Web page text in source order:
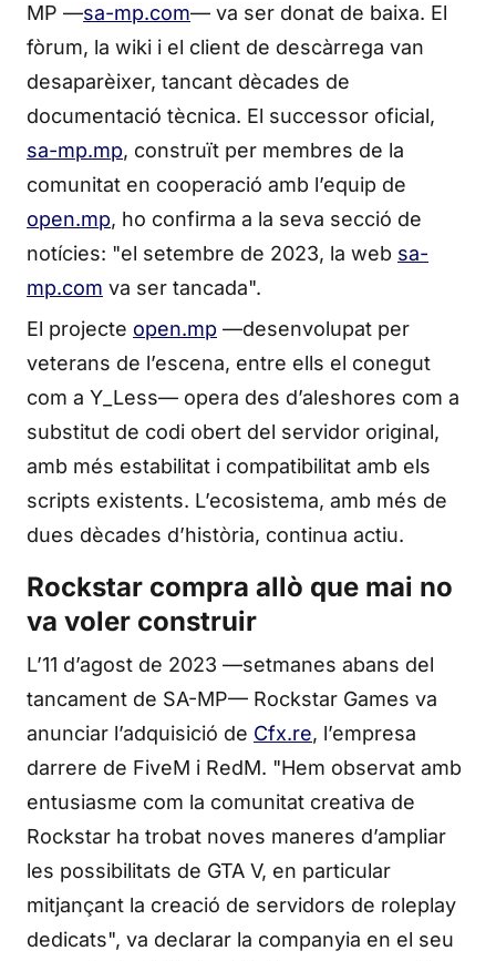
MP —sa-mp.com— va ser donat de baixa. El
fòrum, la wiki i el client de descàrrega van
desaparèixer, tancant dècades de
documentació tècnica. El successor oficial,
sa-mp.mp, construït per membres de la
comunitat en cooperació amb l’equip de
open.mp, ho confirma a la seva secció de
notícies: "el setembre de 2023, la web sa-
mp.com va ser tancada".
El projecte open.mp —desenvolupat per
veterans de l’escena, entre ells el conegut
com a Y_Less— opera des d’aleshores com a
substitut de codi obert del servidor original,
amb més estabilitat i compatibilitat amb els
scripts existents. L’ecosistema, amb més de
dues dècades d’història, continua actiu.
Rockstar compra allò que mai no
va voler construir
L’11 d’agost de 2023 —setmanes abans del
tancament de SA-MP— Rockstar Games va
anunciar l’adquisició de Cfx.re, l’empresa
darrere de FiveM i RedM. "Hem observat amb
entusiasme com la comunitat creativa de
Rockstar ha trobat noves maneres d’ampliar
les possibilitats de GTA V, en particular
mitjançant la creació de servidors de roleplay
dedicats", va declarar la companyia en el seu